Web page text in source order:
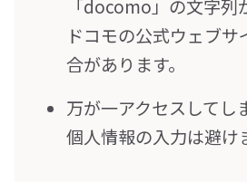
「docomo」の文字列
ドコモの公式ウェブ
合があります。
万が一アクセスしてし
個人情報の入力は避け